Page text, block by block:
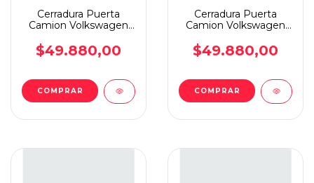
Cerradura Puerta
Camion Volkswagen
$49.880,00
COMPRAR
Cerradura Puerta
Camion Volkswagen
$49.880,00
COMPRAR